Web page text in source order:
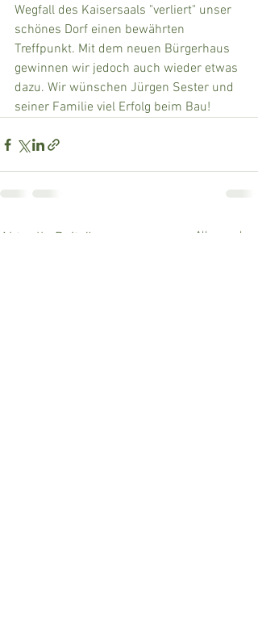
Wegfall des Kaisersaals "verliert" unser
schönes Dorf einen bewährten
Treffpunkt. Mit dem neuen Bürgerhaus
gewinnen wir jedoch auch wieder etwas
dazu. Wir wünschen Jürgen Sester und
seiner Familie viel Erfolg beim Bau!
Aktuelle Beiträge Alle ansehen